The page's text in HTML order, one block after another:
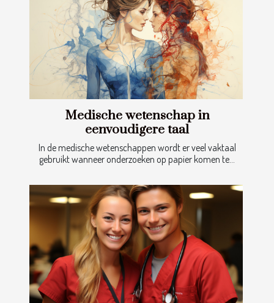
Medische wetenschap in
eenvoudigere taal
In de medische wetenschappen wordt er veel vaktaal
gebruikt wanneer onderzoeken op papier komen te...